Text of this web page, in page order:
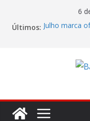
6
Últimos: Julho marca
valorização e
Caixa tenta
prejuízo e